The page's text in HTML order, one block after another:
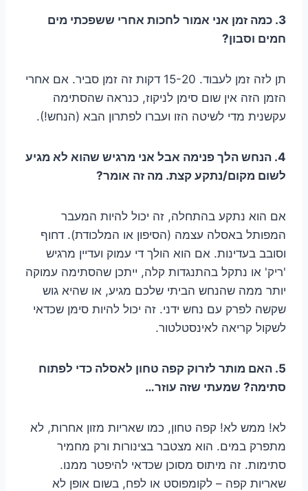
3. כמה זמן אני אמור לחכות אחרי ששפכתי מים
חמים וסבון?
תן לזה זמן לעבוד. 15-20 דקות זה זמן סביר. אם אחרי
הזמן הזה אין שום סימן לניקוז, כנראה שהסתימה
עקשנית מדי לשיטה הזו ועברו לפתרון הבא (הנחש!).
4. הנחש הלך פנימה אבל אני מרגיש שהוא לא מגיע
לשום מקום/נתקע קצת. מה זה אומר?
אם הוא נתקע בהתחלה, זה יכול להיות המעבר
המפותל באסלה עצמה (הסיפון או המלכודת). דחוף
וסובב בעדינות. אם הוא הולך די עמוק ועדיין מרגיש
'ריק' או נתקל בהתנגדות קלה, ייתכן שהסתימה עמוקה
יותר ממה שהנחש הביתי שלכם מגיע, או שהיא גוש
שקשה לפרק עם נחש ידני. זה יכול להיות סימן שכדאי
לשקול קריאה לאינסטלטור.
5. האם מותר לזרוק קפה טחון לאסלה כדי לפתוח
סתימה? שמעתי שזה עוזר…
לא! ממש לא! קפה טחון, כמו שאריות מזון אחרות, לא
מתפרק במים. הוא מצטבר בצינורות ורק מחמיר
סתימות. זה מיתוס מסוכן שכדאי להיפטר ממנו.
שאריות קפה – לקומפוסט או לפח, בשום אופן לא